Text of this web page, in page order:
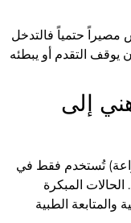
مصيراً حتمياً فالتدخل
يوقف التقدم أو يبطئه
إلى
تُستخدم فقط في
المبكرة
والمتابعة الطبية